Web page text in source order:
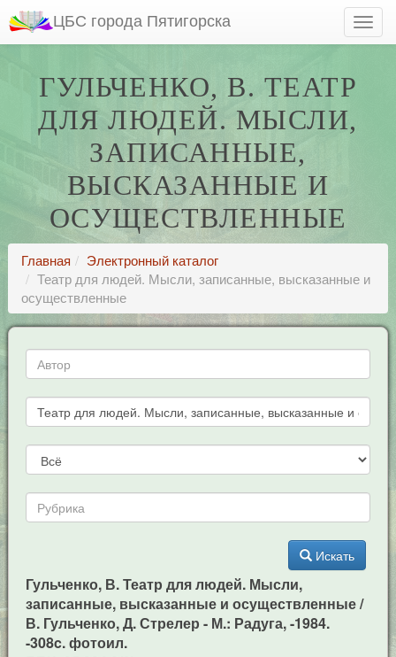
ЦБС города Пятигорска
ГУЛЬЧЕНКО, В. ТЕАТР
ДЛЯ ЛЮДЕЙ. МЫСЛИ,
ЗАПИСАННЫЕ,
ВЫСКАЗАННЫЕ И
ОСУЩЕСТВЛЕННЫЕ
Главная
Электронный каталог
Театр для людей. Мысли, записанные, высказанные и
осуществленные
Искать
Гульченко, В. Театр для людей. Мысли,
записанные, высказанные и осуществленные /
В. Гульченко, Д. Стрелер - М.: Радуга, -1984.
-308c. фотоил.